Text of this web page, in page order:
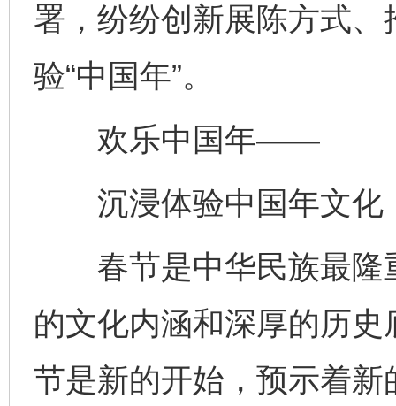
署，纷纷创新展陈方式
验“中国年”。
欢乐中国年——
沉浸体验中国年文化
春节是中华民族最隆
的文化内涵和深厚的历
节是新的开始，预示着新